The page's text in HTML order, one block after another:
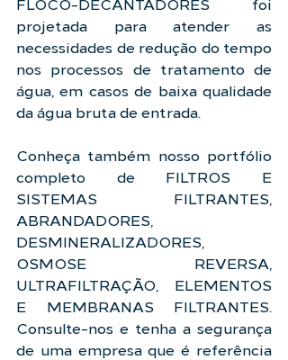
projetada para atender as
necessidades de redução do tempo
nos processos de tratamento de
água, em casos de baixa qualidade
da água bruta de entrada.
Conheça também nosso portfólio
completo de FILTROS E
SISTEMAS FILTRANTES,
ABRANDADORES,
DESMINERALIZADORES,
OSMOSE REVERSA,
ULTRAFILTRAÇÃO, ELEMENTOS
E MEMBRANAS FILTRANTES.
Consulte-nos e tenha a segurança
de uma empresa que é referência